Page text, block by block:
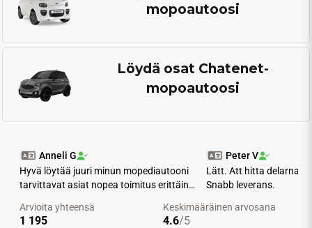
mopoautoosi
Löydä osat Chatenet-
mopoautoosi